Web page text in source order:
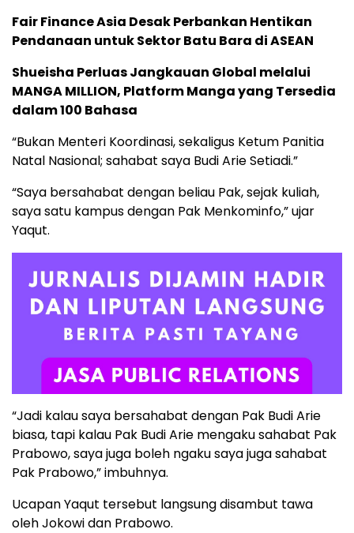
Fair Finance Asia Desak Perbankan Hentikan
Pendanaan untuk Sektor Batu Bara di ASEAN
Shueisha Perluas Jangkauan Global melalui
MANGA MILLION, Platform Manga yang Tersedia
dalam 100 Bahasa
“Bukan Menteri Koordinasi, sekaligus Ketum Panitia
Natal Nasional; sahabat saya Budi Arie Setiadi.”
“Saya bersahabat dengan beliau Pak, sejak kuliah,
saya satu kampus dengan Pak Menkominfo,” ujar
Yaqut.
“Jadi kalau saya bersahabat dengan Pak Budi Arie
biasa, tapi kalau Pak Budi Arie mengaku sahabat Pak
Prabowo, saya juga boleh ngaku saya juga sahabat
Pak Prabowo,” imbuhnya.
Ucapan Yaqut tersebut langsung disambut tawa
oleh Jokowi dan Prabowo.